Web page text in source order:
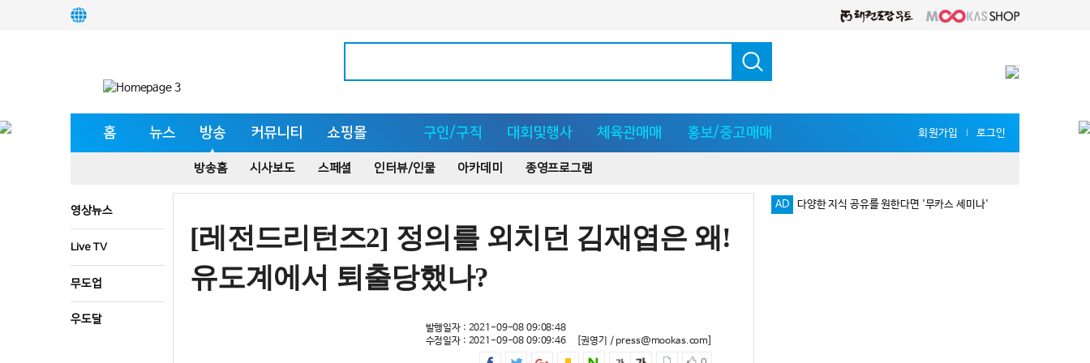
홈 뉴스 방송 커뮤니티 쇼핑몰 구인/구직 대회및행사 체육관매매 홍보/중고매매 회원가입 l 로그인
방송홈 시사보도 스페셜 인터뷰/인물 아카데미 종영프로그램
영상뉴스
Live TV
무도업
우도달
[레전드리턴즈2] 정의를 외치던 김재엽은 왜!
유도계에서 퇴출당했나?
발행일자 : 2021-09-08 09:08:48
수정일자 : 2021-09-08 09:09:46
[권영기 / press@mookas.com]
AD 다양한 지식 공유를 원한다면 '무카스 세미나'